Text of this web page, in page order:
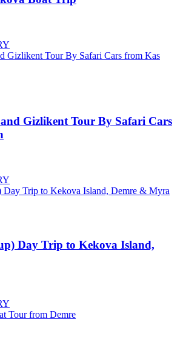
Gizlikent Tour By Safari Cars
Day Trip to Kekova Island,